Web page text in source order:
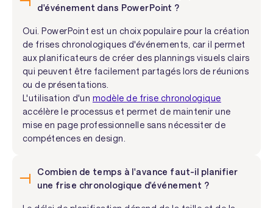
d'événement dans PowerPoint ?
Oui. PowerPoint est un choix populaire pour la création
de frises chronologiques d'événements, car il permet
aux planificateurs de créer des plannings visuels clairs
qui peuvent être facilement partagés lors de réunions
ou de présentations.
L'utilisation d'un modèle de frise chronologique
accélère le processus et permet de maintenir une
mise en page professionnelle sans nécessiter de
compétences en design.
Combien de temps à l'avance faut-il planifier
une frise chronologique d'événement ?